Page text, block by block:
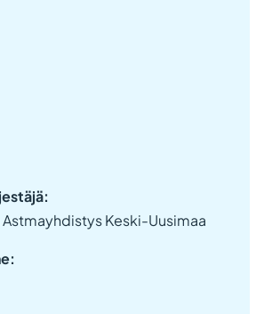
Keski-Uusimaa